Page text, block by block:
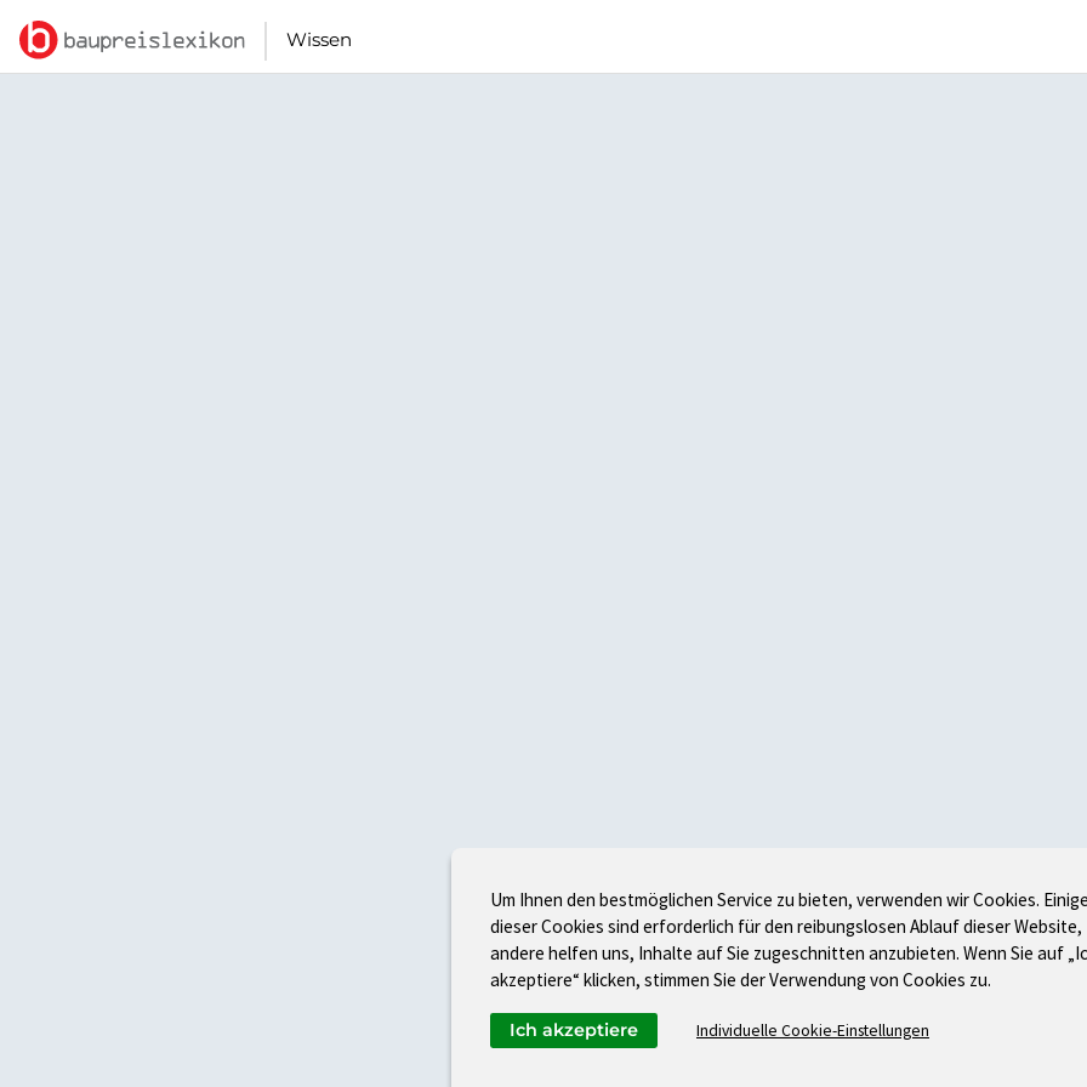
Wissen
Um Ihnen den bestmöglichen Service zu bieten, verwenden wir Cookies.
dieser Cookies sind erforderlich für den reibungslosen Ablauf dieser Website,
andere helfen uns, Inhalte auf Sie zugeschnitten anzubieten. Wenn Sie auf
akzeptiere“ klicken, stimmen Sie der Verwendung von Cookies zu.
Individuelle Cookie-Einstellungen
Ich akzeptiere